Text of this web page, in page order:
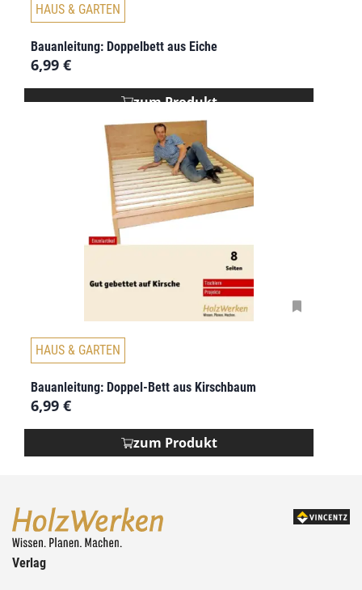
HAUS & GARTEN
Bauanleitung: Doppelbett aus Eiche
6,99 €
zum Produkt
HAUS & GARTEN
Bauanleitung: Doppel-Bett aus Kirschbaum
6,99 €
zum Produkt
Verlag